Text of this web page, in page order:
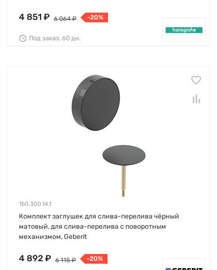
4 851 ₽ 6 064 ₽ -20%
Под заказ, 60 дн.
150.300.14.1
Комплект заглушек для слива-перелива чёрный
матовый, для слива-перелива с поворотным
механизмом, Geberit
4 892 ₽ 6 115 ₽ -20%